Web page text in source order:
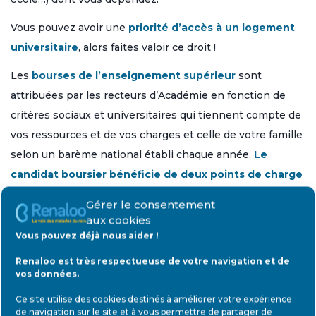
Gérer le consentement
aux cookies
Vous pouvez déjà nous aider !
Renaloo est très respectueuse de votre navigation et de
vos données.
Ce site utilise des cookies destinés à améliorer votre expérience
de navigation sur le site et à vous permettre de partager de
Vous pouvez avoir une priorité d’accès à un logement
universitaire, alors faites valoir ce droit !
Les bourses de l’enseignement supérieur sont
attribuées par les recteurs d’Académie en fonction de
critères sociaux et universitaires qui tiennent compte de
vos ressources et de vos charges et celle de votre famille
selon un barème national établi chaque année. Le
candidat boursier bénéficie de deux points de charge
permanente.
Lalimite d’âge de 26 ans n’est pas opposable
“étudiants handicapés” déposant un dossier de demande
de bourse d’enseignement supérieur et bénéficiant des
points de charge cités plus haut.